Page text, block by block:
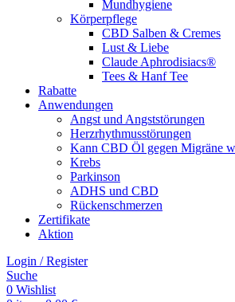
Mundhygiene
Körperpflege
CBD Salben & Cremes
Lust & Liebe
Claude Aphrodisiacs®
Tees & Hanf Tee
Rabatte
Anwendungen
Angst und Angststörungen
Herzrhythmusstörungen
Kann CBD Öl gegen Migräne
Krebs
Parkinson
ADHS und CBD
Rückenschmerzen
Zertifikate
Aktion
Login / Register
Suche
0 Wishlist